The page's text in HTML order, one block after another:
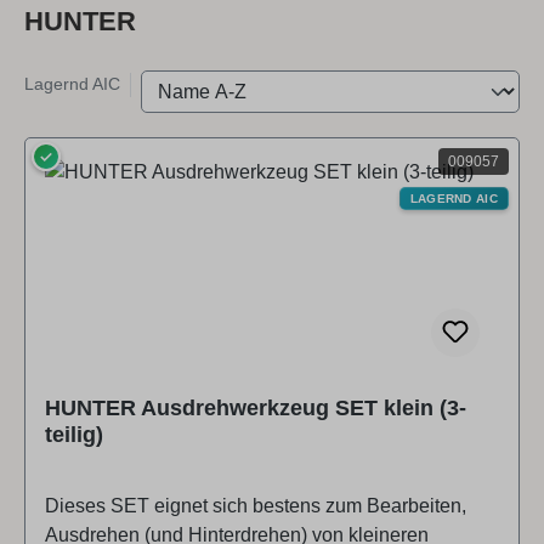
HUNTER
Lagernd AIC
009057
✓
LAGERND AIC
HUNTER Ausdrehwerkzeug SET klein (3-
teilig)
Dieses SET eignet sich bestens zum Bearbeiten,
Ausdrehen (und Hinterdrehen) von kleineren